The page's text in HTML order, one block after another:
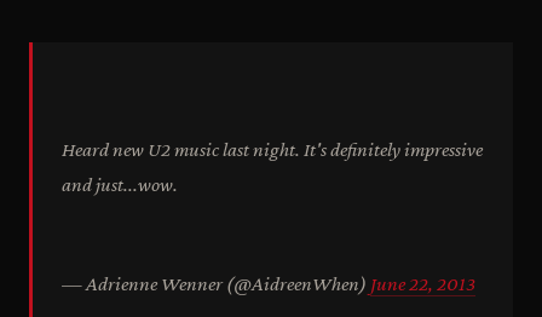
Heard new U2 music last night. It's definitely impressive
and just...wow.
— Adrienne Wenner (@AidreenWhen) June 22, 2013